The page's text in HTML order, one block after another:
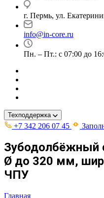
г. Пермь, ул.
info@in-core.ru
Пн. – Пт.: с 07:00 до
Техподдержка
+7 342 206 07 45
Зубодолбёжный
Ø до 320 мм,
ЧПУ
Главная